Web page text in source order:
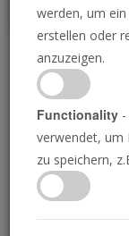
Das
vor
26.09.2024 •
Jesus
Zeiten.
werden, um
erstellen oder
anzuzeigen.
Functionality
verwendet, um
zu speichern,